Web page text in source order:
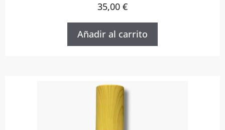
35,00 €
Añadir al carrito